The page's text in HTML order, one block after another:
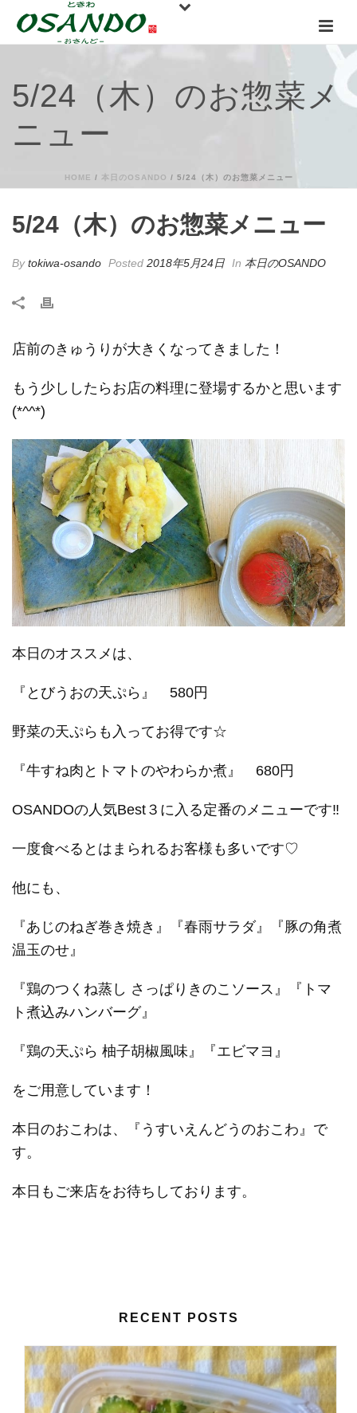
5/24（木）のお惣菜メ
ニュー
HOME / 本日のOSANDO / 5/24（木）のお惣菜メニュー
5/24（木）のお惣菜メニュー
Bytokiwa-osando Posted 2018年5月24日 In 本日のOSANDO
店前のきゅうりが大きくなってきました！
もう少ししたらお店の料理に登場するかと思います
(*^^*)
本日のオススメは、
『とびうおの天ぷら』 580円
野菜の天ぷらも入ってお得です☆
『牛すね肉とトマトのやわらか煮』 680円
OSANDOの人気Best３に入る定番のメニューです‼
一度食べるとはまられるお客様も多いです♡
他にも、
『あじのねぎ巻き焼き』『春雨サラダ』『豚の角煮
温玉のせ』
『鶏のつくね蒸し さっぱりきのこソース』『トマ
ト煮込みハンバーグ』
『鶏の天ぷら 柚子胡椒風味』『エビマヨ』
をご用意しています！
本日のおこわは、『うすいえんどうのおこわ』で
す。
本日もご来店をお待ちしております。
RECENT POSTS